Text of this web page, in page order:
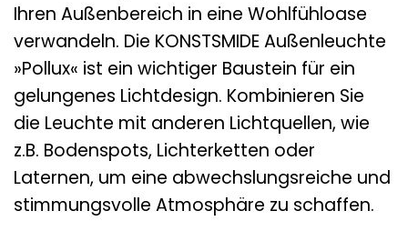
Ihren Außenbereich in eine Wohlfühloase
verwandeln. Die KONSTSMIDE Außenleuchte
»Pollux« ist ein wichtiger Baustein für ein
gelungenes Lichtdesign. Kombinieren Sie
die Leuchte mit anderen Lichtquellen, wie
z.B. Bodenspots, Lichterketten oder
Laternen, um eine abwechslungsreiche und
stimmungsvolle Atmosphäre zu schaffen.